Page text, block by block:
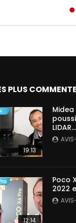
PLUS
19:13
LIDAR…
12:14
Poco
2022